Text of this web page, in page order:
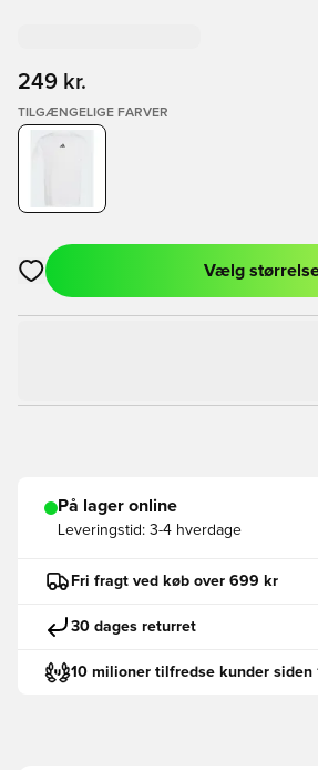
249 kr.
TILGÆNGELIGE FARVER
Åbner en Modal til at logge ind eller
Vælg
På lager online
Leveringstid: 3-4 hverdage
Fri fragt ved køb over 699 kr
30 dages returret
10 milioner tilfredse kunder siden